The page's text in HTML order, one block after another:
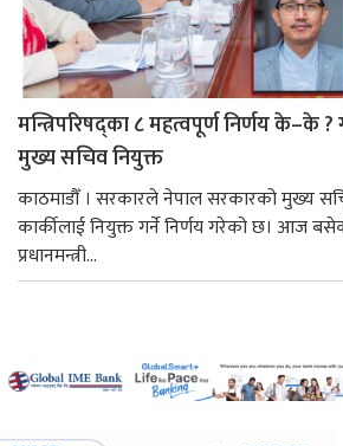
मन्त्रिपरिषद्का ८ महत्वपूर्ण निर्णय के–के ?
मुख्य सचिव नियुक्त
काठमाडौँ । सरकारले नेपाल सरकारको मुख्य
कार्कीलाई नियुक्त गर्ने निर्णय गरेको छ। आज
प्रधानमन्त्री...